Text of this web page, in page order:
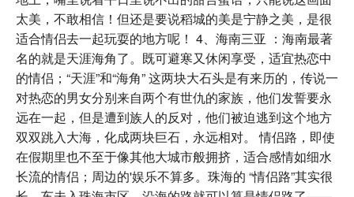
太美，不敢相信！但还是要说稻城的美是宁静之美，是很
适合情侣去一起玩耍的地方呢！ 4、海南三亚 ：海南最著
名的就是天涯海角了。既可避寒又休闲享受，适宜热恋中
的情侣；“天涯”和“海角” 这两块大石头是有来历的，传说一
对热恋的男女分别来自两个有世仇的家族，他们发誓要永
远在一起，但是遭到族人的反对，他们被迫逃到这个地方
双双跳入大海，化成两块巨石，永远相对。 情侣路，即使
在假期里也不至于像其他大城市般拥挤，适合感情如细水
长流的情侣；周边的'娱乐不算多。珠海的 “情侣路”其实很